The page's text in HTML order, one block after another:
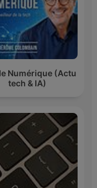
Numérique (Actu
tech & IA)